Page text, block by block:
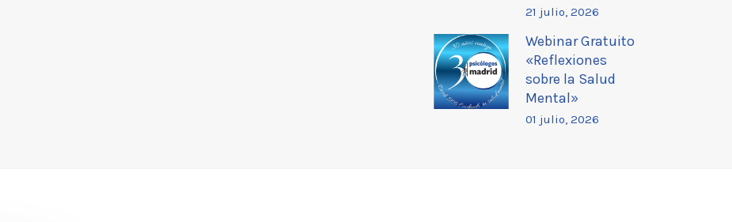
21 julio, 2026
Webinar Gratuito
«Reflexiones
sobre la Salud
Mental»
01 julio, 2026